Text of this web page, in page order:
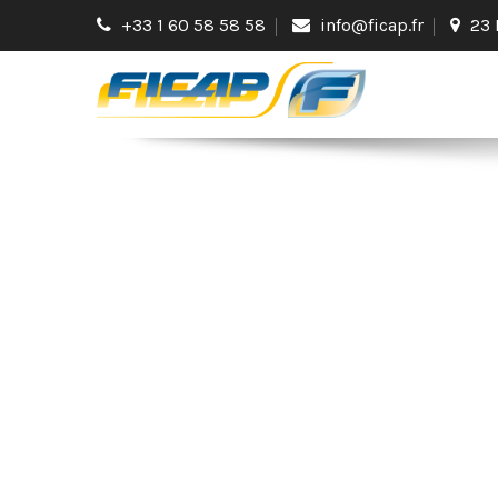
+33 1 60 58 58 58 info@ficap.fr 23